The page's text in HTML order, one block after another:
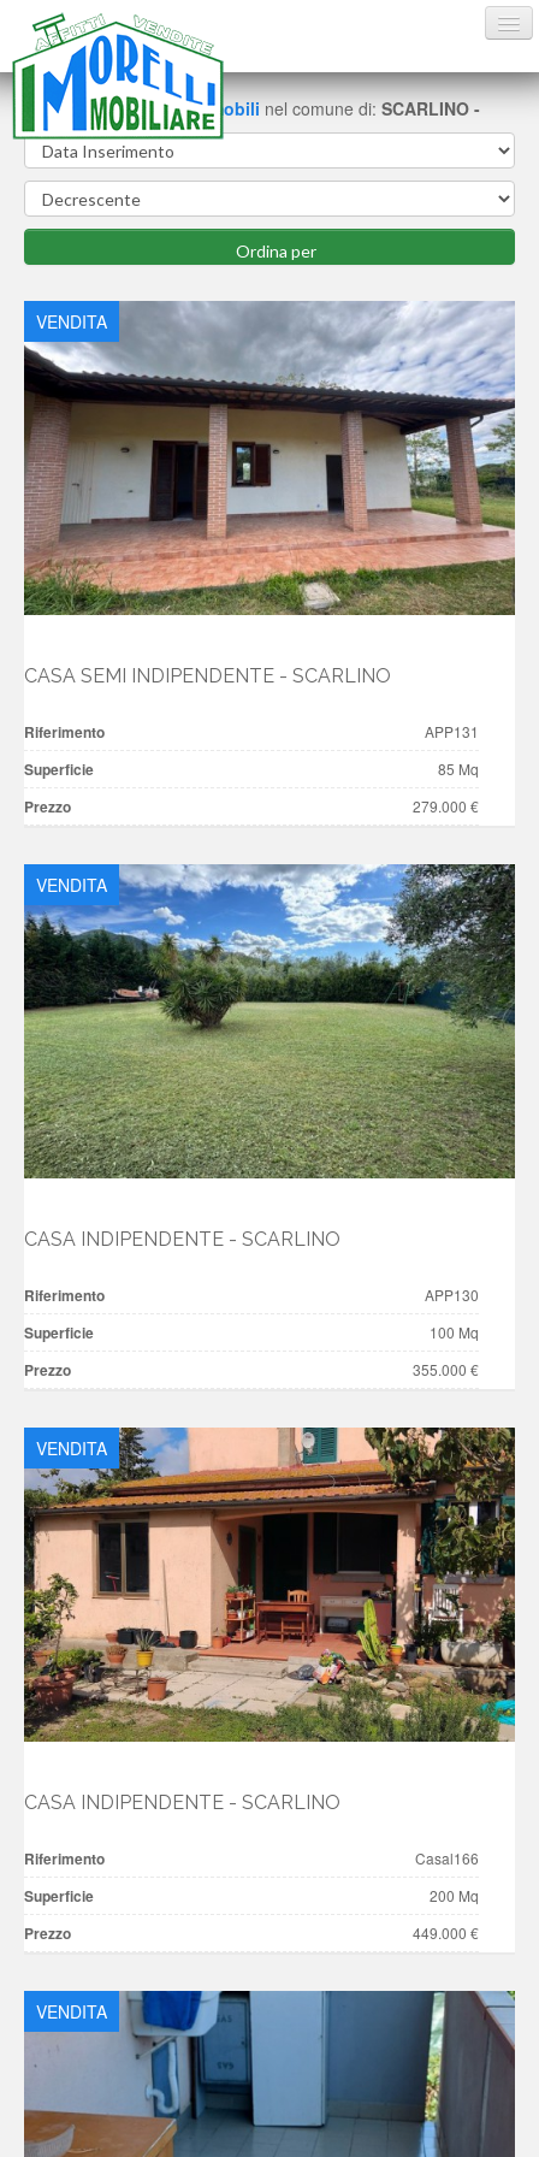
HOME
VENDITE
AFFITTI ESTIVI
CONTATTI
Trovate 6schede di immobili nel comune di: SCARLINO -
VENDITA
CASA SEMI INDIPENDENTE - SCARLINO
Riferimento APP131
Superficie 85 Mq
Prezzo 279.000 €
VENDITA
CASA INDIPENDENTE - SCARLINO
Riferimento APP130
Superficie 100 Mq
Prezzo 355.000 €
VENDITA
CASA INDIPENDENTE - SCARLINO
Riferimento Casal166
Superficie 200 Mq
Prezzo 449.000 €
VENDITA